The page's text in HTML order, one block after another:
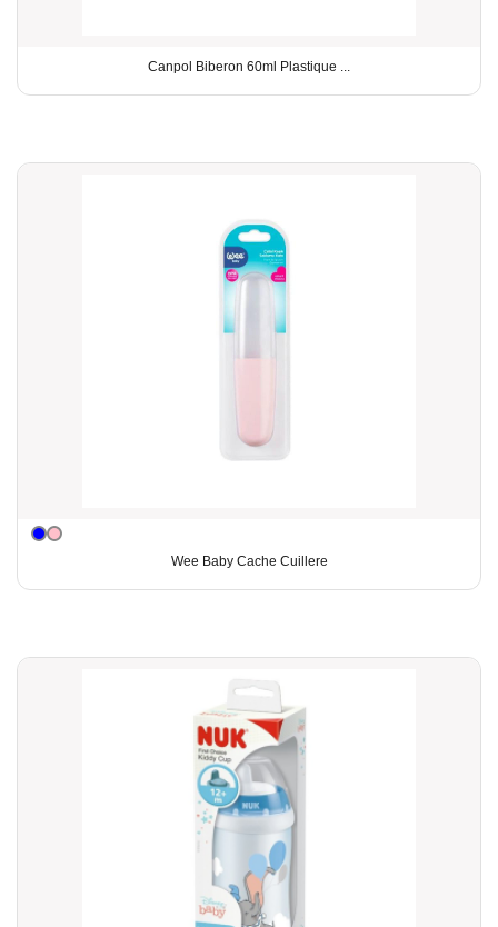
Canpol Biberon 60ml Plastique ...
Wee Baby Cache Cuillere